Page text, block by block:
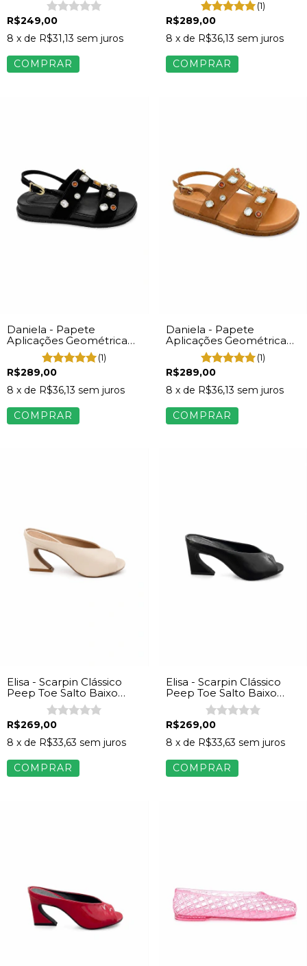
R$249,00
8 x de R$31,13 sem juros
COMPRAR
(1)
R$289,00
8 x de R$36,13 sem juros
COMPRAR
Daniela - Papete
Aplicações Geométrica
Feminina Preto
(1)
R$289,00
8 x de R$36,13 sem juros
COMPRAR
Daniela - Papete
Aplicações Geométrica
Feminina Bege
(1)
R$289,00
8 x de R$36,13 sem juros
COMPRAR
Elisa - Scarpin Clássico
Peep Toe Salto Baixo
Napa Off White
R$269,00
8 x de R$33,63 sem juros
COMPRAR
Elisa - Scarpin Clássico
Peep Toe Salto Baixo
Napa Preto
R$269,00
8 x de R$33,63 sem juros
COMPRAR